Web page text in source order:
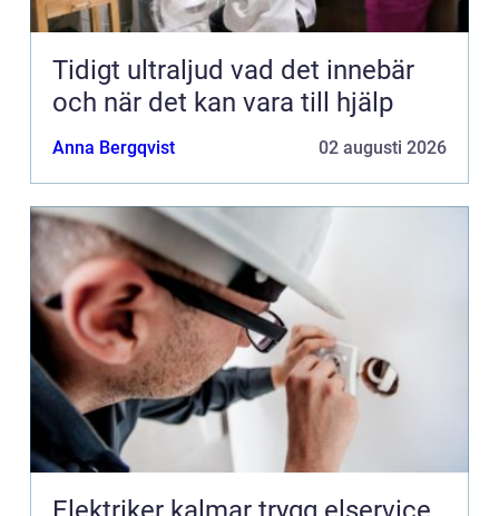
Tidigt ultraljud vad det innebär
och när det kan vara till hjälp
Anna Bergqvist 02 augusti 2026